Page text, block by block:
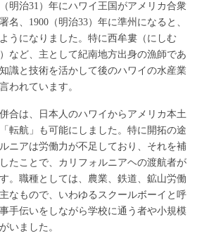
明治31）年にハワイ王国がアメリカ合衆
名、1900（明治33）年に準州になると、
うになりました。特に西牟婁（にしむ
など、主として紀南地方出身の漁師であ
識と技術を活かして後のハワイの水産業
われています。
合は、日本人のハワイからアメリカ本土
転航」も可能にしました。特に開拓の途
ニアは労働力が不足しており、それを補
たことで、カリフォルニアヘの渡航者が
。職種としては、農業、鉄道、鉱山労働
なもので、いわゆるスクールボーイと呼
手伝いをしながら学校に通う者や小規模
いました。